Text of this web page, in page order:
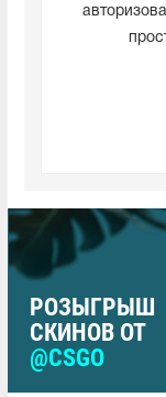
РОЗЫГРЫШ
СКИНОВ ОТ
@CSGO